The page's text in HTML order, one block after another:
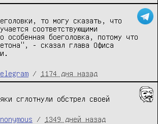
то могу сказать, что
соответствующими
особенная боеголовка, потому что
- сказал глава Офиса
/ 1174 дня назад
сглотнули обстрел своей
/ 1349 дней назад